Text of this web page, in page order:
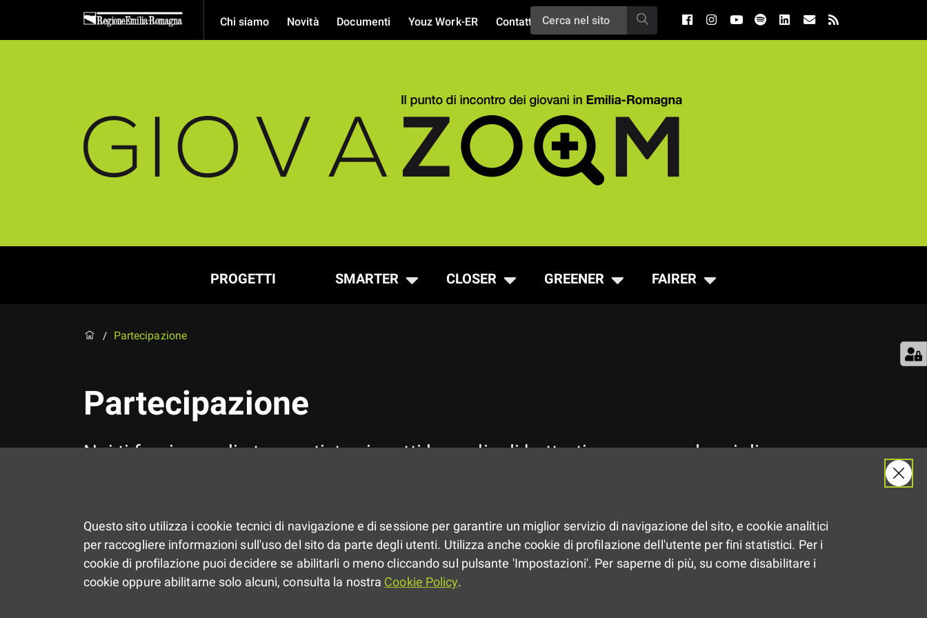
Chi siamo Novità Documenti Youz Work-ER Contatti
PROGETTI SMARTER CLOSER GREENER FAIRER
/ Partecipazione
Partecipazione
Noi ti forniamo gli strumenti, tu ci metti la voglia di batterti per un mondo migliore.
Questo sito utilizza i cookie tecnici di navigazione e di sessione per garantire un miglior servizio di navigazione del sito, e cookie analitici
per raccogliere informazioni sull'uso del sito da parte degli utenti. Utilizza anche cookie di profilazione dell'utente per fini statistici. Per i
cookie di profilazione puoi decidere se abilitarli o meno cliccando sul pulsante 'Impostazioni'. Per saperne di più, su come disabilitare i
cookie oppure abilitarne solo alcuni, consulta la nostra Cookie Policy.